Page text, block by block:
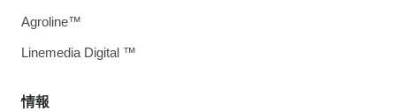
情報
Agroline™
Linemedia Digital ™